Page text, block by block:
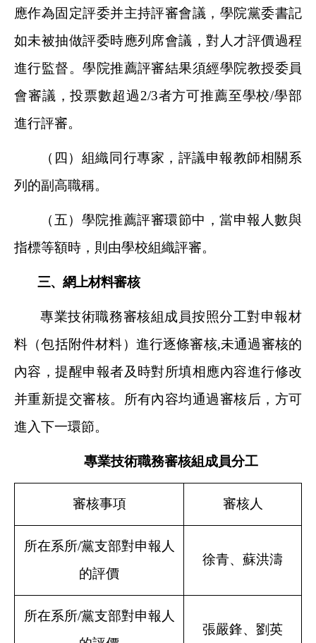
應作為固定評委并主持評審會議，學院黨委書記
如未被抽做評委時應列席會議，對人才評價過程
進行監督。學院推薦評審結果須經學院教授委員
會審議，投票數超過2/3者方可推薦至學校/學部
進行評審。
（四）組織同行專家，評議申報教師相關系
列的副高職稱。
（五）學院推薦評審環節中，當申報人數與
指標等額時，則由學校組織評審。
三、網上材料審核
專業技術職務審核組成員按照分工對申報材
料（包括附件材料）進行逐條審核,未通過審核的
內容，提醒申報者及時對所填相應內容進行修改
并重新提交審核。所有內容均通過審核后，方可
進入下一環節。
專業技術職務審核組成員分工
審核事項 審核人
所在系所/黨支部對申報人
的評價
徐青、蘇洪濤
所在系所/黨支部對申報人
張嚴鋒、劉英